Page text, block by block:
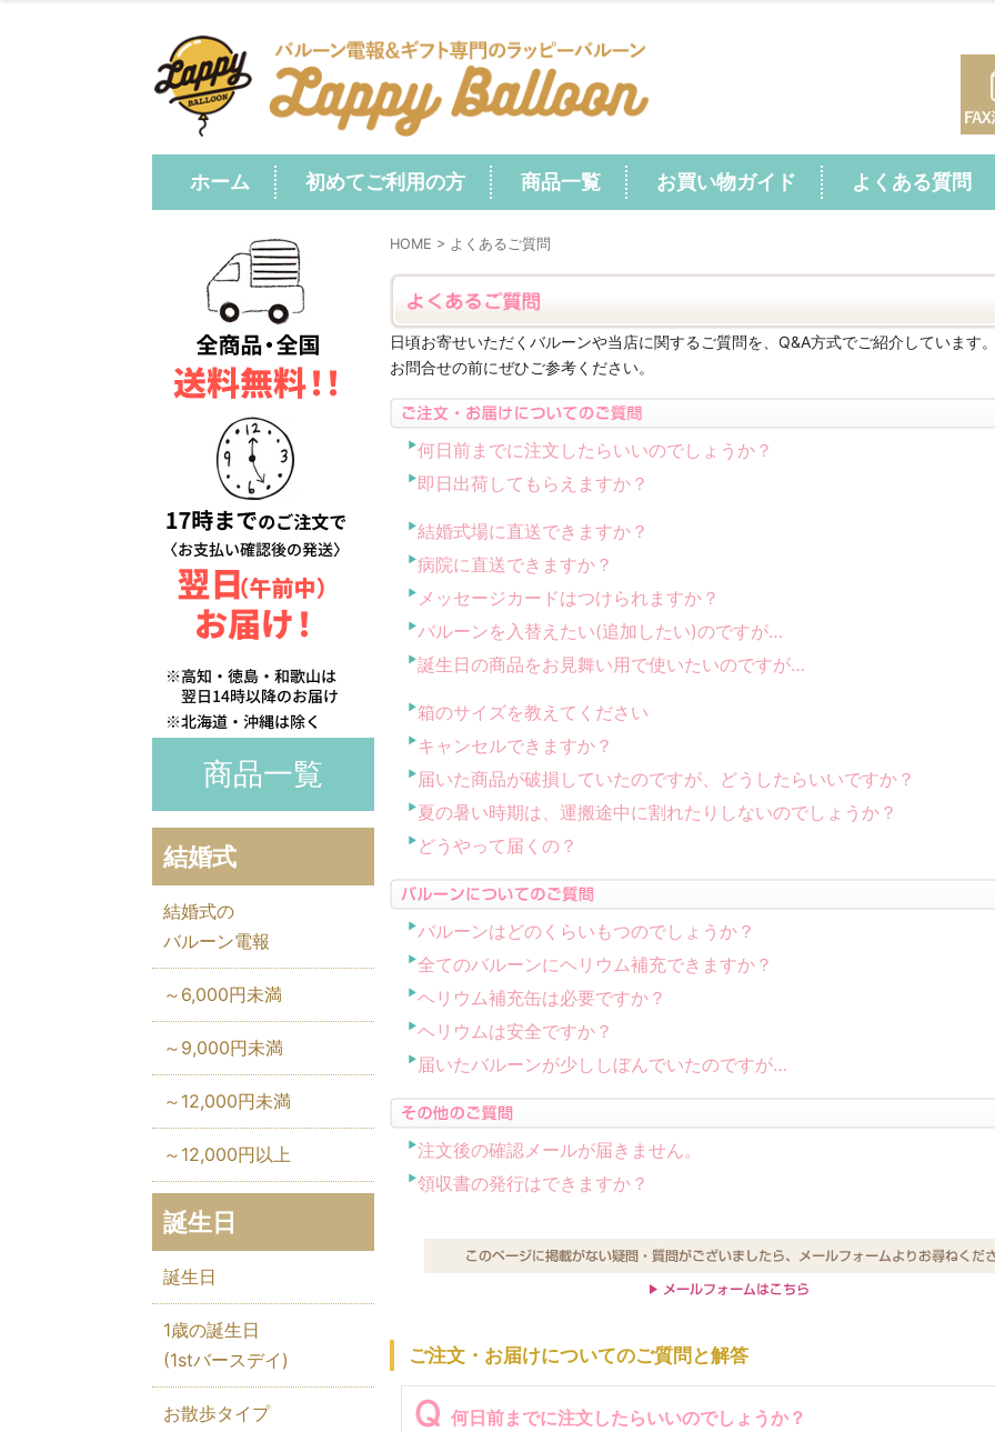
ホーム 初めてご利用の方 商品一覧 お買い物ガイド よくある質問
商品一覧
結婚式
結婚式の
バルーン電報
～6,000円未満
～9,000円未満
～12,000円未満
～12,000円以上
誕生日
誕生日
1歳の誕生日
(1stバースデイ)
お散歩タイプ
HOME > よくあるご質問
日頃お寄せいただくバルーンや当店に関するご質問を、Q&A方式でご紹介しています
お問合せの前にぜひご参考ください。
何日前までに注文したらいいのでしょうか？
即日出荷してもらえますか？
結婚式場に直送できますか？
病院に直送できますか？
メッセージカードはつけられますか？
バルーンを入替えたい(追加したい)のですが…
誕生日の商品をお見舞い用で使いたいのですが…
箱のサイズを教えてください
キャンセルできますか？
届いた商品が破損していたのですが、どうしたらいいですか？
夏の暑い時期は、運搬途中に割れたりしないのでしょうか？
どうやって届くの？
バルーンはどのくらいもつのでしょうか？
全てのバルーンにヘリウム補充できますか？
ヘリウム補充缶は必要ですか？
ヘリウムは安全ですか？
届いたバルーンが少ししぼんでいたのですが…
注文後の確認メールが届きません。
領収書の発行はできますか？
ご注文・お届けについてのご質問と解答
何日前までに注文したらいいのでしょうか？